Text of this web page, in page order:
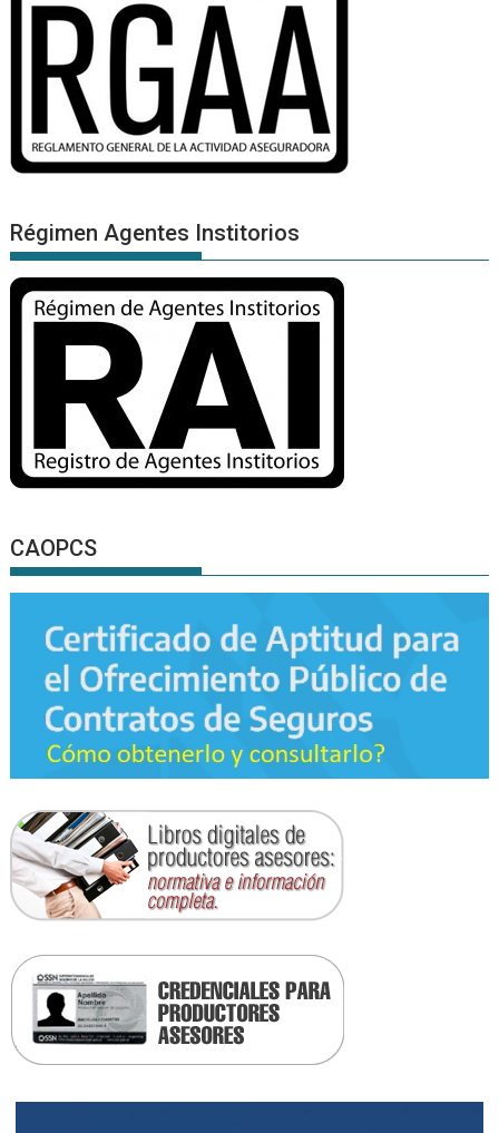
Régimen Agentes Institorios
CAOPCS